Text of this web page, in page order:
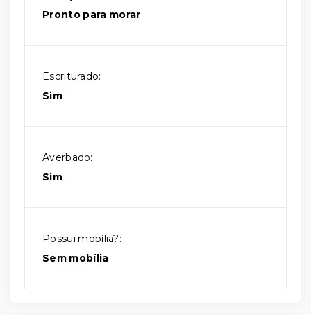
Pronto para morar
Escriturado:
Sim
Averbado:
Sim
Possui mobília?:
Sem mobília